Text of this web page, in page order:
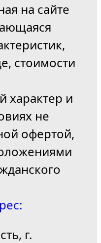
на сайте
стоимости
характер и
не
офертой,
г.